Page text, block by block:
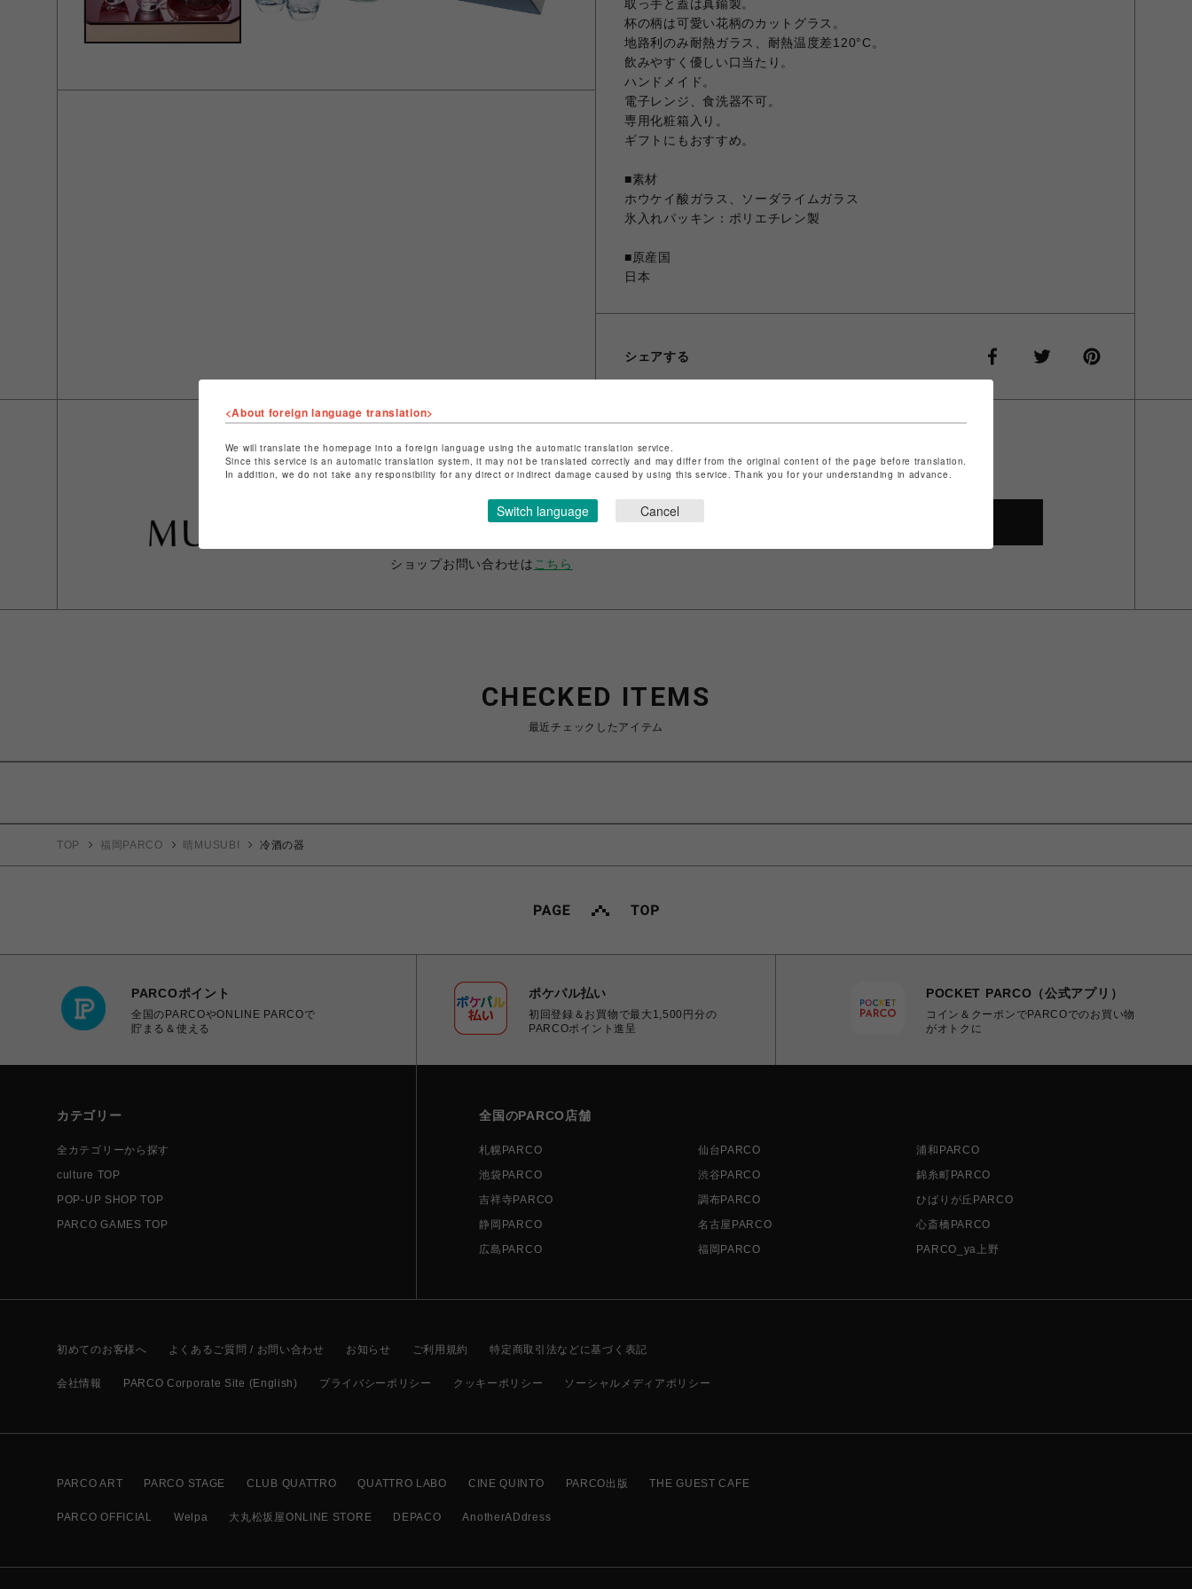
取っ手と蓋は真鍮製。
杯の柄は可愛い花柄のカットグラス。
地路利のみ耐熱ガラス、耐熱温度差120°C。
飲みやすく優しい口当たり。
ハンドメイド。
電子レンジ、食洗器不可。
専用化粧箱入り。
ギフトにもおすすめ。
■素材
ホウケイ酸ガラス、ソーダライムガラス
氷入れパッキン：ポリエチレン製
■原産国
日本
シェアする
ショップ名
晴MUSUBI
福岡PARCO
ショップお問い合わせは こちら
CHECKED ITEMS
最近チェックしたアイテム
TOP 福岡PARCO 晴MUSUBI 冷酒の器
PARCOポイント
全国のPARCOやONLINE PARCOで
貯まる＆使える
ポケパル払い
初回登録＆お買物で最大1,500円分の
PARCOポイント進呈
POCKET PARCO（公式アプリ）
コイン＆クーポンでPARCOでのお買い物
がオトクに
カテゴリー
全カテゴリーから探す
culture TOP
POP-UP SHOP TOP
PARCO GAMES TOP
全国のPARCO店舗
札幌PARCO 仙台PARCO
浦和PARCO
池袋PARCO
渋谷PARCO
錦糸町PARCO
吉祥寺PARCO
調布PARCO
ひばりが丘PARCO
静岡PARCO
名古屋PARCO
心斎橋PARCO
広島PARCO
福岡PARCO PARCO_ya上野
初めてのお客様へ よくあるご質問 / お問い合わせ お知らせ ご利用規約 特定商取引法などに基づく表記
会社情報 PARCO Corporate Site (English) プライバシーポリシー クッキーポリシー ソーシャルメディアポリシー
PARCO ART PARCO STAGE CLUB QUATTRO QUATTRO LABO CINE QUINTO PARCO出版 THE GUEST CAFE
PARCO OFFICIAL Welpa 大丸松坂屋ONLINE STORE DEPACO AnotherADdress
<About foreign language translation>
We will translate the homepage into a foreign language using the automatic translation service.
Since this service is an automatic translation system, it may not be translated correctly and may differ from the original content of the page before translation.
In addition, we do not take any responsibility for any direct or indirect damage caused by using this service. Thank you for your understanding in advance.
Switch language Cancel